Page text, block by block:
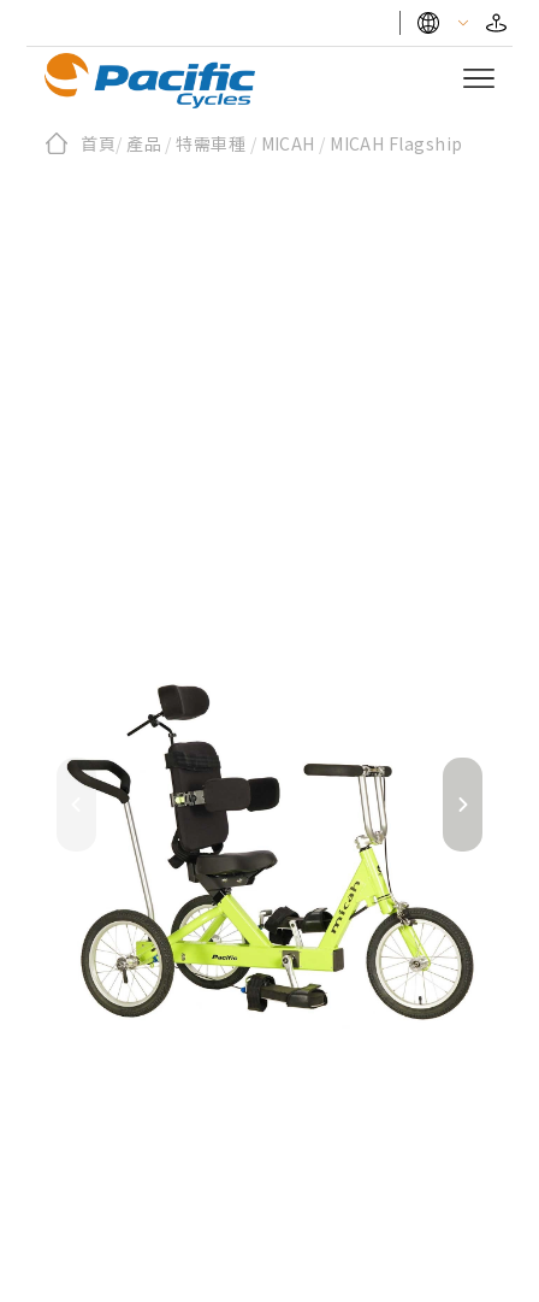
首頁/ 產品 / 特需車種 / MICAH / MICAH Flagship